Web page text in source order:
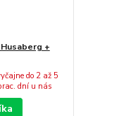
+
do 2 až 5
dní u nás